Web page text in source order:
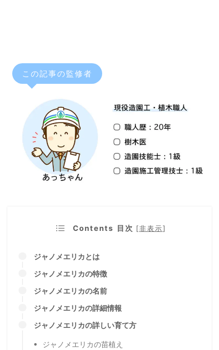
この記事の監修者
Contents 目次 [非表示]
ジャノメエリカとは
ジャノメエリカの特徴
ジャノメエリカの名前
ジャノメエリカの詳細情報
ジャノメエリカの詳しい育て方
ジャノメエリカの苗植え